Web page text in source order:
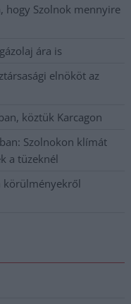
hogy Szolnok mennyire
ára is
elnököt az
köztük Karcagon
Szolnokon klímát
a tüzeknél
körülményekről